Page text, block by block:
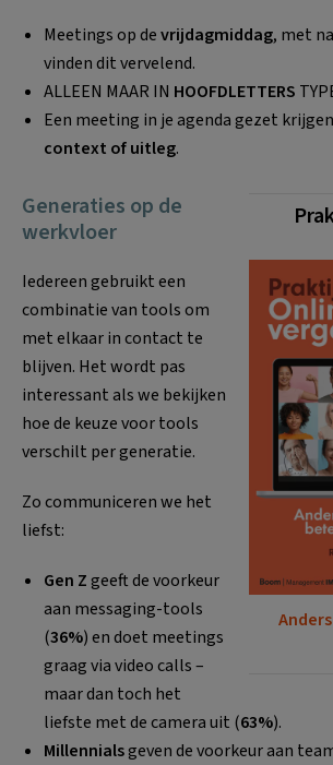
Meetings op devrijdagmiddag, met
vinden dit vervelend.
ALLEEN MAAR IN HOOFDLETTERS
Een meeting in je agenda gezet krijgen
context of uitleg.
Generaties op de
werkvloer
Iedereen gebruikt een
combinatie van tools om
met elkaar in contact te
blijven. Het wordt pas
interessant als we bekijken
hoe de keuze voor tools
verschilt per generatie.
Zo communiceren we het
liefst:
Gen Zgeeft de voorkeur
aan messaging-tools
(36%) en doet meetings
graag via video calls –
maar dan toch het
liefste met de camera uit (63%).
Millennialsgeven de voorkeur aan